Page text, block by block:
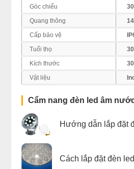
Góc chiếu
Quang thông
Cấp bảo vệ
Tuổi thọ
Kích thước
Vật liệu
Cẩm nang đèn led âm
Hướng dẫn lắp đặt
Cách lắp đặt đèn